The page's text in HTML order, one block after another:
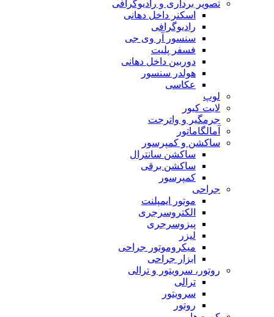
تصویر برداری و رادیوگرافی
اسکنر داخل دهانی
رادیوگرافی
سنسور آر وی جی
فسفر پلیت
دوربین داخل دهانی
هولدر سنسور
عکاسی
لوپ
لایت کیور
جرمگیر و واترجت
آمالگاماتور
ساکشن و کمپرسور
ساکشن سانترال
ساکشن برقی
کمپرسور
جراحی
موتور ایمپلنت
الکتروسرجری
پیزوسرجری
لیزر
میکروموتور جراحی
ابزار جراحی
روتور، سرویتور و ترالی
ترالی
سرویتور
روتور